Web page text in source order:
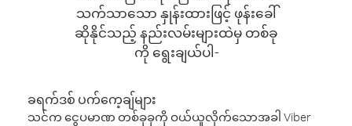
သက်သာသော နှုန်းထားဖြင့် ဖုန်းခေါ်
ဆိုနိုင်သည့် နည်းလမ်းများထဲမှ တစ်ခု
ကို ရွေးချယ်ပါ-
ခရက်ဒစ် ပက်ကေ့ချ်များ
သင်က ငွေပမာဏ တစ်ခုခုကို ဝယ်ယူလိုက်သောအခါ Viber